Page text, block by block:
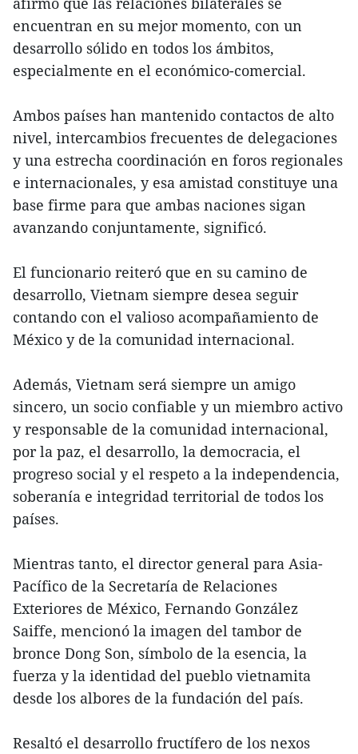
encuentran en su mejor momento, con un
desarrollo sólido en todos los ámbitos,
especialmente en el económico-comercial.
Ambos países han mantenido contactos de alto
nivel, intercambios frecuentes de delegaciones
y una estrecha coordinación en foros regionales
e internacionales, y esa amistad constituye una
base firme para que ambas naciones sigan
avanzando conjuntamente, significó.
El funcionario reiteró que en su camino de
desarrollo, Vietnam siempre desea seguir
contando con el valioso acompañamiento de
México y de la comunidad internacional.
Además, Vietnam será siempre un amigo
sincero, un socio confiable y un miembro activo
y responsable de la comunidad internacional,
por la paz, el desarrollo, la democracia, el
progreso social y el respeto a la independencia,
soberanía e integridad territorial de todos los
países.
Mientras tanto, el director general para Asia-
Pacífico de la Secretaría de Relaciones
Exteriores de México, Fernando González
Saiffe, mencionó la imagen del tambor de
bronce Dong Son, símbolo de la esencia, la
fuerza y la identidad del pueblo vietnamita
desde los albores de la fundación del país.
Resaltó el desarrollo fructífero de los nexos